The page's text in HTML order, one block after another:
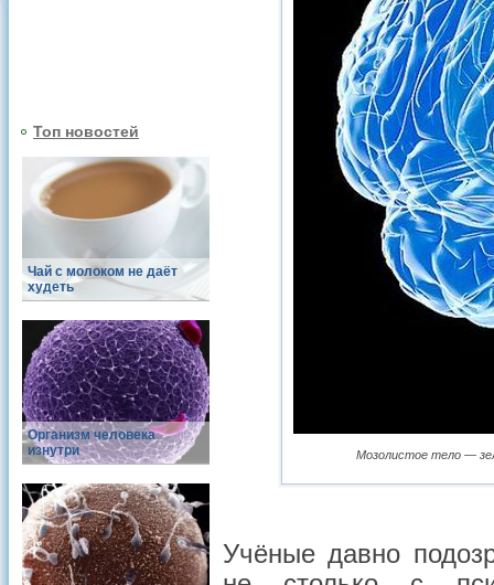
Топ новостей
Чай с молоком не даёт
худеть
Организм человека
изнутри
Мозолистое тело —
Учёные давно